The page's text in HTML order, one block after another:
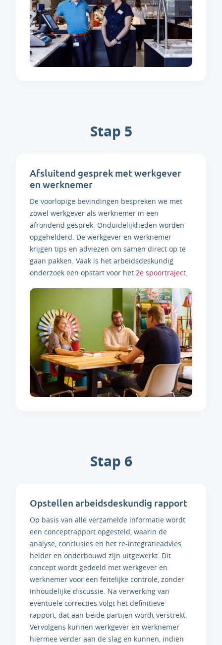
Stap 5
Afsluitend gesprek met werkgever
en werknemer
De voorlopige bevindingen bespreken we met
zowel werkgever als werknemer in een
afrondend gesprek. Onduidelijkheden worden
opgehelderd. De werkgever en werknemer
krijgen tips en adviezen om samen direct op te
gaan pakken. Vaak is het arbeidsdeskundig
onderzoek een opstart voor het 2e spoortraject.
Stap 6
Opstellen arbeidsdeskundig rapport
Op basis van alle verzamelde informatie wordt
een conceptrapport opgesteld, waarin de
analyse, conclusies en het re-integratieadvies
helder en onderbouwd zijn uitgewerkt. Dit
concept wordt gedeeld met werkgever en
werknemer voor een feitelijke controle, zonder
inhoudelijke discussie. Na verwerking van
eventuele correcties volgt het definitieve
rapport, dat aan beide partijen wordt verstrekt.
Vervolgens kunnen werkgever en werknemer
hiermee verder aan de slag en kunnen, indien